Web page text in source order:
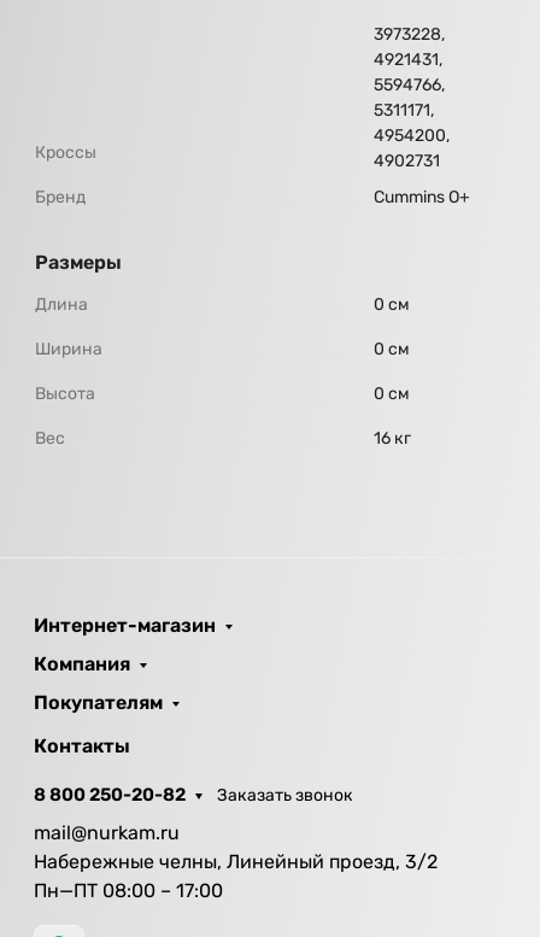
Кроссы
3973228,
4921431,
5594766,
5311171,
4954200,
4902731
Бренд
Cummins O+
Размеры
Длина 0 см
Ширина 0 см
Высота 0 см
Вес 16 кг
Интернет-магазин
Компания
Покупателям
Контакты
8 800 250-20-82 Заказать звонок
mail@nurkam.ru
Набережные челны, Линейный проезд, 3/2
Пн—ПТ 08:00 – 17:00